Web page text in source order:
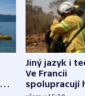
Jiný jazyk i
Ve Francii
spolupracují